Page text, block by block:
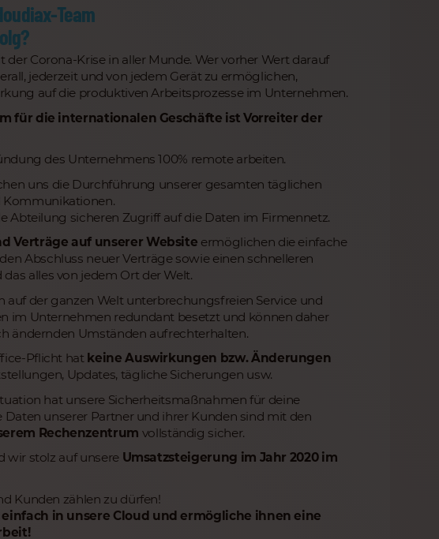
Team
Corona-Krise in aller Munde. Wer vorher Wert darauf
jederzeit und von jedem Gerät zu ermöglichen,
auf die produktiven Arbeitsprozesse im Unternehmen.
für die internationalen Geschäfte ist Vorreiter der
des Unternehmens 100% remote arbeiten.
uns die Durchführung unserer gesamten täglichen
Kommunikationen.
Abteilung sicheren Zugriff auf die Daten im Firmennetz.
Verträge auf unserer Website ermöglichen die einfache
Abschluss neuer Verträge sowie einen schnelleren
alles von jedem Ort der Welt.
auf der ganzen Welt unterbrechungsfreien Service und
im Unternehmen redundant besetzt und können daher
ändernden Umständen aufrechterhalten.
Pflicht hat keine Auswirkungen bzw. Änderungen
Updates, tägliche Sicherungen usw.
hat unsere Sicherheitsmaßnahmen für deine
unserer Partner und ihrer Kunden sind mit den
Rechenzentrum vollständig sicher.
wir stolz auf unsere Umsatzsteigerung im Jahr 2020 im
Kunden zählen zu dürfen!
in unsere Cloud und ermögliche ihnen eine